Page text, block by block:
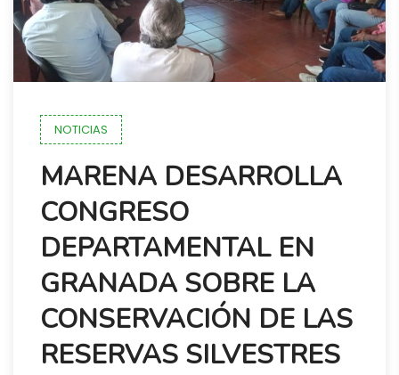
NOTICIAS
MARENA DESARROLLA
CONGRESO
DEPARTAMENTAL EN
GRANADA SOBRE LA
CONSERVACIÓN DE LAS
RESERVAS SILVESTRES